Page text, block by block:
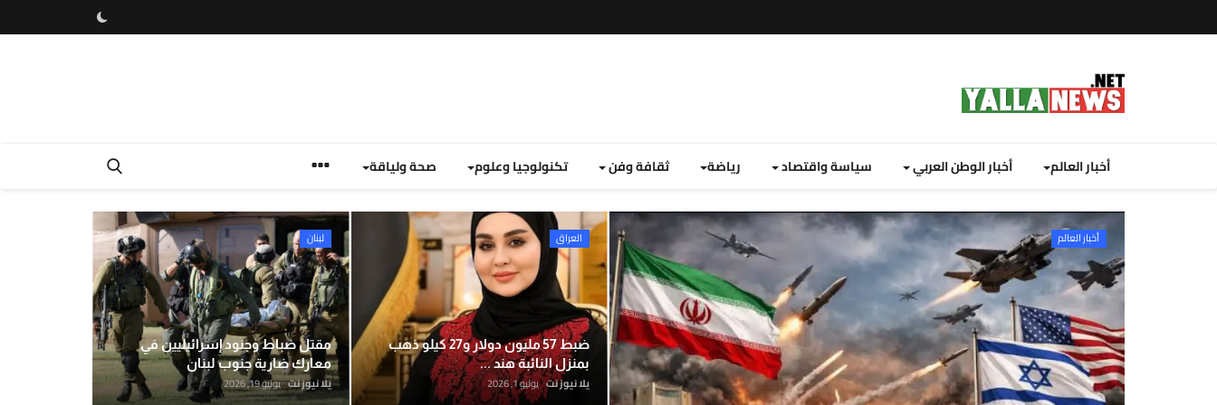
أخبار العالم أخبار الوطن العربي سياسة واقتصاد رياضة ثقافة وفن تكنولوجيا وعلوم صحة ولياقة
الإخبارية
يلا نيوز نت: تغطية إخبارية لأهم الأخبار العربية والدولية
أخبار العالم سياسة واقتصاد
العراق
ضبط 57 مليون دولار و27 كيلو ذهب
بمنزل النائبة هند ...
يلا نيوز نت يوليو 1, 2026
لبنان
مقتل ضباط وجنود إسرائيليين في
معارك ضارية جنوب لبنان
يلا نيوز نت يونيو 19, 2026